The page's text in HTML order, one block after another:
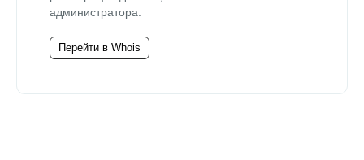
администратора.
Перейти в Whois